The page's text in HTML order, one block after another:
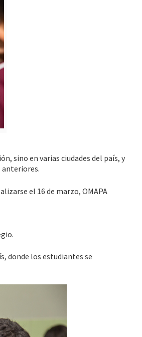
sino en varias ciudades del país, y
anteriores.
el 16 de marzo, OMAPA
donde los estudiantes se